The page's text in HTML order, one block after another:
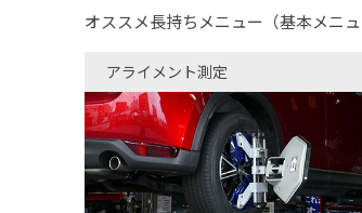
オススメ長持ちメニュー（基本メニュ
アライメント測定